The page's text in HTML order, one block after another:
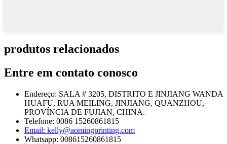
produtos relacionados
Entre em contato conosco
Endereço: SALA # 3205, DISTRITO E JINJIANG WANDA
HUAFU, RUA MEILING, JINJIANG, QUANZHOU,
PROVÍNCIA DE FUJIAN, CHINA.
Telefone: 0086 15260861815
Email: kelly@aomingprinting.com
Whatsapp: 008615260861815